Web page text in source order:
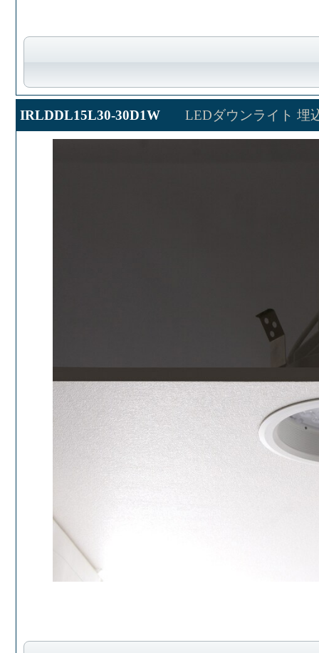
IRLDDL15L30-30D1W LEDダウンライト 埋